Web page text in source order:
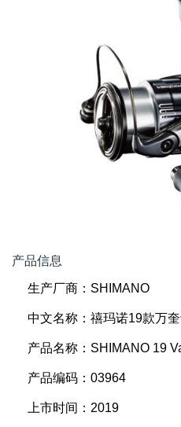
产品信息
生产厂商：SHIMANO
中文名称：禧玛诺19款万
产品名称：SHIMANO 19
产品编码：03964
上市时间：2019